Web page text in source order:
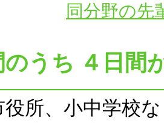
同分野の先
のうち ４日間
役所、小中学校